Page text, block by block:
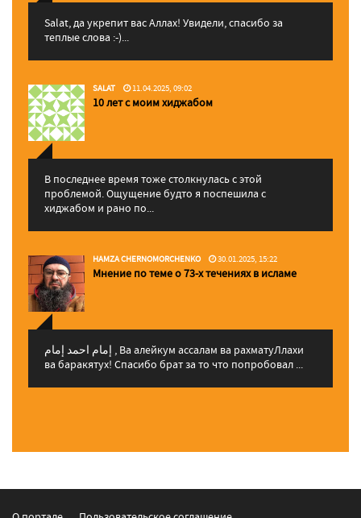
Salat, да укрепит вас Аллаx! Увидели, спасибо за
теплые слова :-)...
SALAT 11.04.2025, 09:02
10 лет с моим хиджабом
В последнее время тоже столкнулась с этой
проблемой. Ощущение будто я поспешила с
хиджабом и рано по...
HAMZA CHERNOMORCHENKO 30.01.2025, 15:22
Мнение по теме о 73-х течениях в исламе
إمام احمد إمام , Ва алейкум ассалам ва рахматуЛлахи
ва баракятух! Спасибо брат за то что попробовал ...